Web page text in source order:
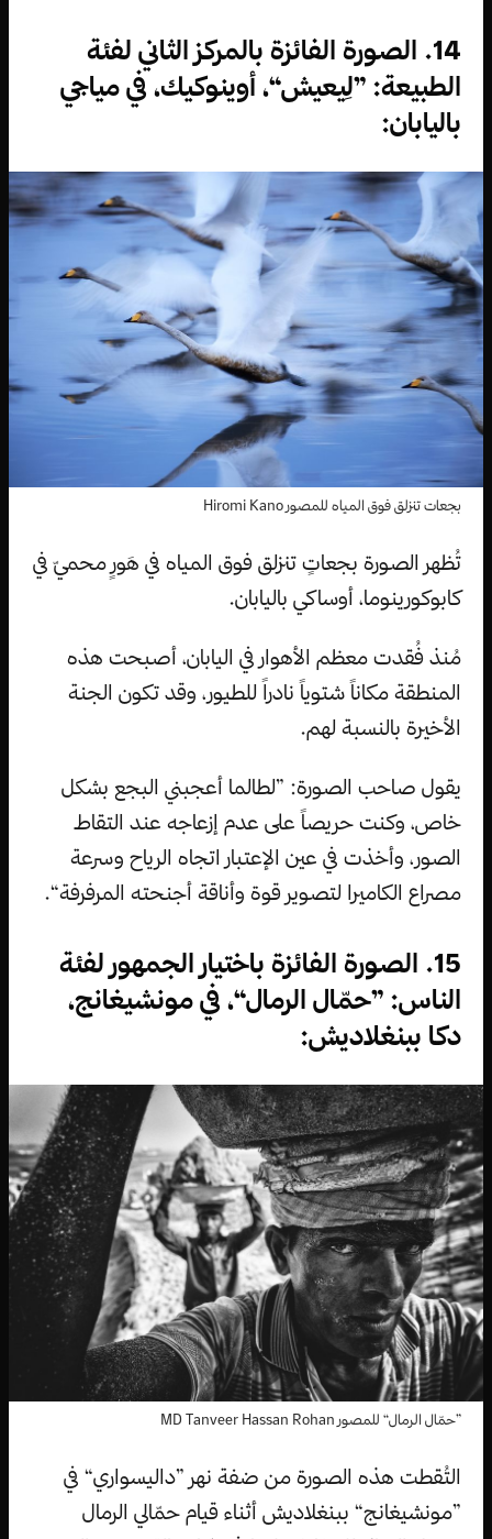
14. الصورة الفائزة بالمركز الثاني لفئة
الطبيعة: ”لِيعيش“، أوينوكيك، في مياجي
باليابان:
بجعات تنزلق فوق المياه للمصور Hiromi Kano
تُظهر الصورة بجعاتٍ تنزلق فوق المياه في هَورٍ محميّ في
كابوكورينوما، أوساكي باليابان.
مُنذ فُقدت معظم الأهوار في اليابان، أصبحت هذه
المنطقة مكاناً شتوياً نادراً للطيور، وقد تكون الجنة
الأخيرة بالنسبة لهم.
يقول صاحب الصورة: ”لطالما أعجبني البجع بشكل
خاص، وكنت حريصاً على عدم إزعاجه عند التقاط
الصور، وأخذت في عين الإعتبار اتجاه الرياح وسرعة
مصراع الكاميرا لتصوير قوة وأناقة أجنحته المرفرفة“.
15. الصورة الفائزة باختيار الجمهور لفئة
الناس: ”حمّال الرمال“، في مونشيغانج،
دكا ببنغلاديش:
”حمّال الرمال“ للمصور MD Tanveer Hassan Rohan
التُقطت هذه الصورة من ضفة نهر ”داليسواري“ في
”مونشيغانج“ ببنغلاديش أثناء قيام حمّالي الرمال